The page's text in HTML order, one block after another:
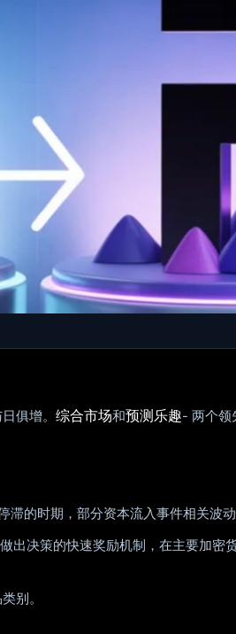
俱增。 综合市场和预测乐趣- 两个领
的时期，部分资本流入事件相关波动
决策的快速奖励机制，在主要加
别。